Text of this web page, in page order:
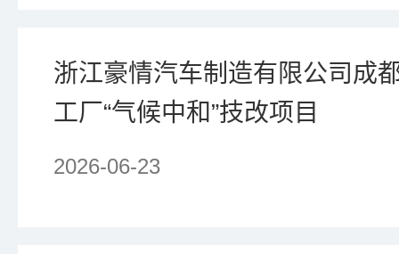
浙江豪情汽车制造有限公司成
工厂“气候中和”技改项目
2026-06-23